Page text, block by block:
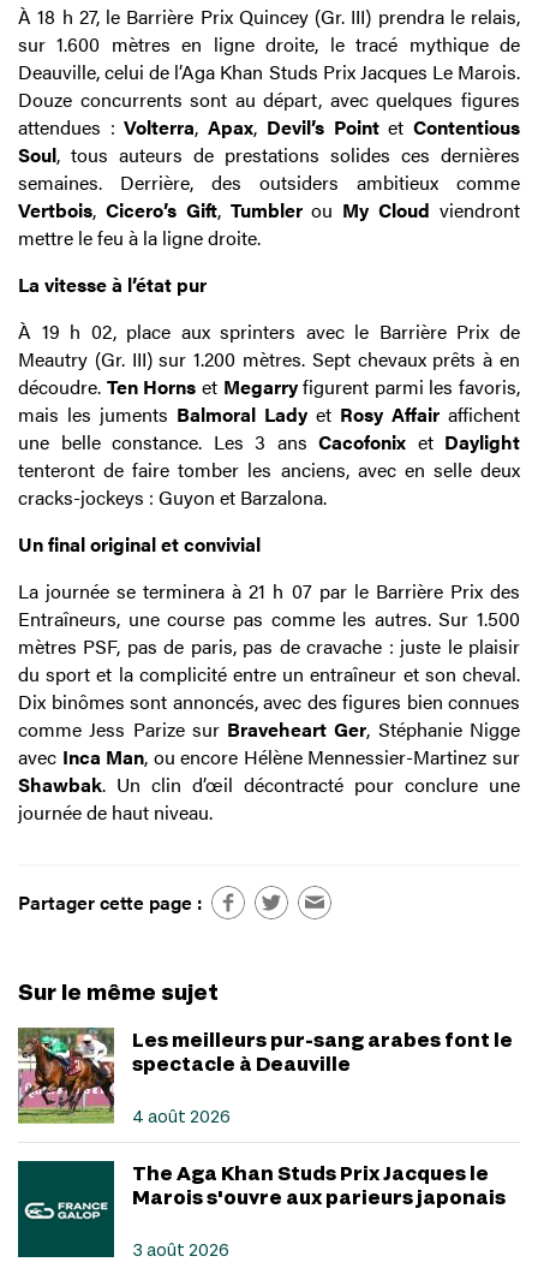
À 18 h 27, le Barrière Prix Quincey (Gr. III) prendra le relais,
sur 1.600 mètres en ligne droite, le tracé mythique de
Deauville, celui de l’Aga Khan Studs Prix Jacques Le Marois.
Douze concurrents sont au départ, avec quelques figures
attendues :Volterra, Apax, Devil’s PointetContentious
Soul, tous auteurs de prestations solides ces dernières
semaines. Derrière, des outsiders ambitieux comme
Vertbois, Cicero’s Gift,Tumblerou My Cloud viendront
mettre le feu à la ligne droite.
La vitesse à l’état pur
À 19 h 02, place aux sprinters avec le Barrière Prix de
Meautry (Gr. III) sur 1.200 mètres. Sept chevaux prêts à en
découdre. Ten Horns et Megarryfigurent parmi les favoris,
mais les juments Balmoral Lady et Rosy Affair affichent
une belle constance. Les 3 ans Cacofonix et Daylight
tenteront de faire tomber les anciens, avec en selle deux
cracks-jockeys : Guyon et Barzalona.
Un final original et convivial
La journée se terminera à 21 h 07 par le Barrière Prix des
Entraîneurs, une course pas comme les autres. Sur 1.500
mètres PSF, pas de paris, pas de cravache : juste le plaisir
du sport et la complicité entre un entraîneur et son cheval.
Dix binômes sont annoncés, avec des figures bien connues
comme Jess Parize sur Braveheart Ger, Stéphanie Nigge
avec Inca Man, ou encore Hélène Mennessier-Martinez sur
Shawbak. Un clin d’œil décontracté pour conclure une
journée de haut niveau.
Partager cette page :
Sur le même sujet
Les meilleurs pur-sang arabes font le
spectacle à Deauville
4 août 2026
The Aga Khan Studs Prix Jacques le
Marois s'ouvre aux parieurs japonais
3 août 2026